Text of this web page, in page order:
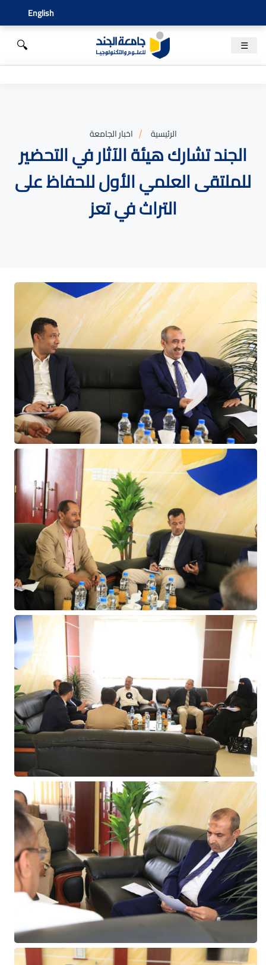
English
☰
🔍
الرئيسية اخبار الجامعة
الجند تشارك هيئة الآثار في التحضير
للملتقى العلمي الأول للحفاظ على
التراث في تعز